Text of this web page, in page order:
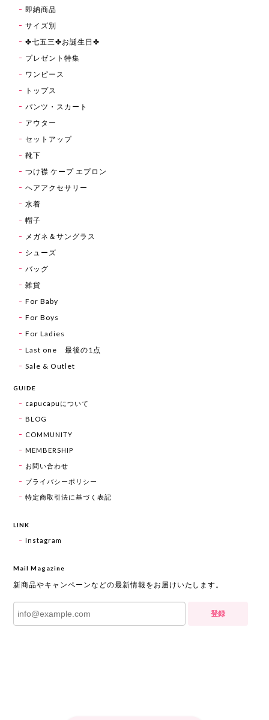
即納商品
サイズ別
✤七五三✤お誕生日✤
プレゼント特集
ワンピース
トップス
パンツ・スカート
アウター
セットアップ
靴下
つけ襟 ケープ エプロン
ヘアアクセサリー
水着
帽子
メガネ＆サングラス
シューズ
バッグ
雑貨
For Baby
For Boys
For Ladies
Last one 最後の1点
Sale & Outlet
GUIDE
capucapuについて
BLOG
COMMUNITY
MEMBERSHIP
お問い合わせ
プライバシーポリシー
特定商取引法に基づく表記
LINK
Instagram
Mail Magazine
新商品やキャンペーンなどの最新情報をお届けいたします。
登録